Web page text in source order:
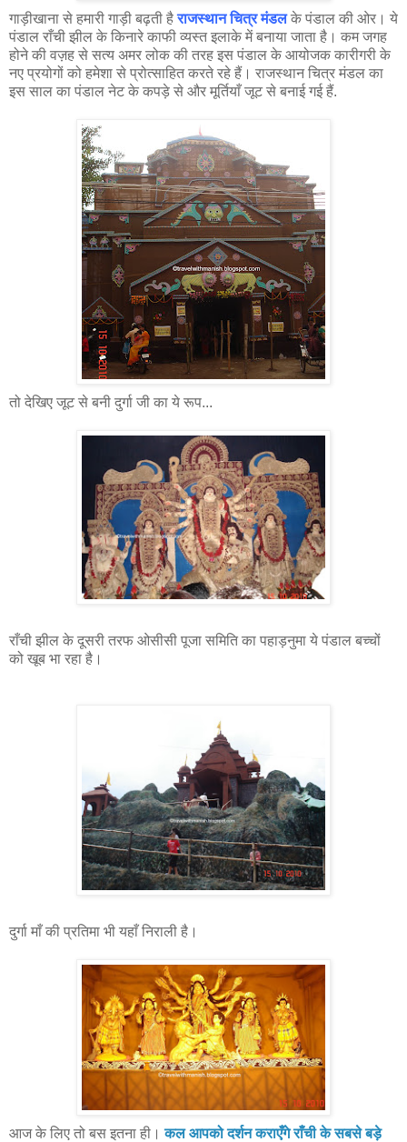
गाड़ीखाना से हमारी गाड़ी बढ़ती हैराजस्थान चित्र मंडलके पंडाल की ओर। ये
पंडाल राँची झील के किनारे काफी व्यस्त इलाके में बनाया जाता है। कम जगह
होने की वज़ह से सत्य अमर लोक की तरह इस पंडाल के आयोजक कारीगरी के
नए प्रयोगों को हमेशा से प्रोत्साहित करते रहे हैं। राजस्थान चित्र मंडल का
इस साल का पंडाल नेट के कपड़े से और मूर्तियाँ जूट से बनाई गई हैं.
तो देखिए जूट से बनी दुर्गा जी का ये रूप...
राँची झील के दूसरी तरफ ओसीसी पूजा समिति का पहाड़नुमा ये पंडाल बच्चों
को खूब भा रहा है।
दुर्गा माँ की प्रतिमा भी यहाँ निराली है।
आज के लिए तो बस इतना ही।कल आपको दर्शन कराएँगे राँची के सबसे बड़े